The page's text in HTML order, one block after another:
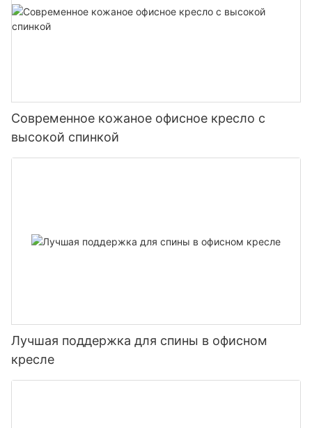
Современное кожаное офисное кресло с
высокой спинкой
Лучшая поддержка для спины в офисном
кресле